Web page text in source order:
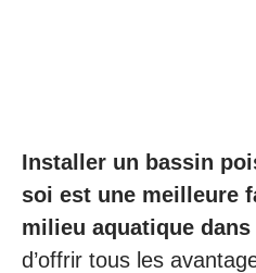
Installer un bassin
soi est une meilleure
milieu aquatique
d’offrir tous les